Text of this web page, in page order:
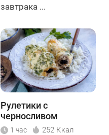
завтрака ...
Рулетики с
черносливом
1 час 252 Ккал